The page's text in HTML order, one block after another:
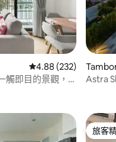
滿分 5 分）
從 232 則評價中獲得
4.88 (232)
觸即目的景觀，
公寓
Astra
旅客
旅客